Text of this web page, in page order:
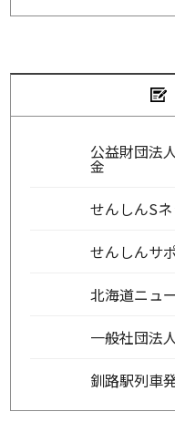
公益財団法
金
せんしんS
せんしんサ
北海道ニュ
一般社団法
釧路駅列車